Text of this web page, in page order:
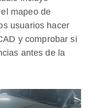
mapeo de
usuarios hacer
y comprobar si
antes de la